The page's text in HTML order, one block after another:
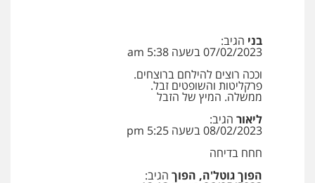
בני הגיב:
07/02/2023 בשעה 5:38 am
וככה רוצים להילחם ברוצחים.
פרקליטות והשופטים זבל.
ממשלה. המיץ של הזבל
ליאור הגיב:
08/02/2023 בשעה 5:25 pm
חחח בדיחה
הפוך גוטל'ה, הפוך הגיב:
קורל קרוז – עורך דין פלילי
משפט פלילי
0545437431
עו"ד עלי סעדי
פלילי
ומעצרים